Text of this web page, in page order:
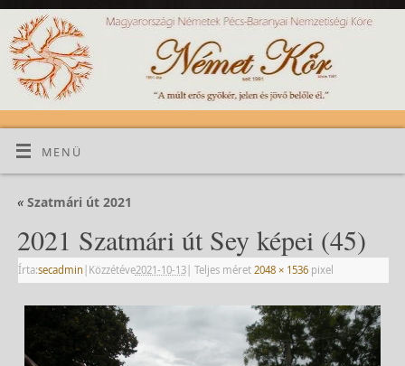
MENÜ
«Szatmári út 2021
2021 Szatmári út Sey képei (45)
Írta:secadmin | Közzétéve2021-10-13| Teljes méret 2048 × 1536pixel